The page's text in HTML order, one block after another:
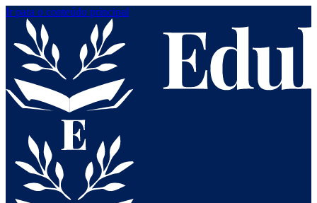
Ir para o conteúdo principal